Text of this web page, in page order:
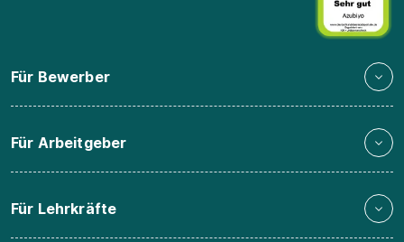
Für Bewerber
Für Arbeitgeber
Für Lehrkräfte